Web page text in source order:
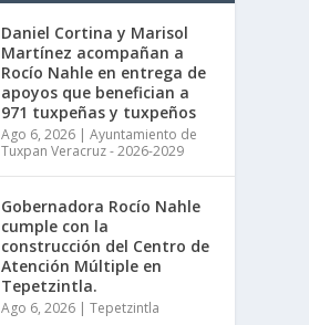
Daniel Cortina y Marisol
Martínez acompañan a
Rocío Nahle en entrega de
apoyos que benefician a
971 tuxpeñas y tuxpeños
Ago 6, 2026 |Ayuntamiento de
Tuxpan Veracruz - 2026-2029
Gobernadora Rocío Nahle
cumple con la
construcción del Centro de
Atención Múltiple en
Tepetzintla.
Ago 6, 2026 |Tepetzintla